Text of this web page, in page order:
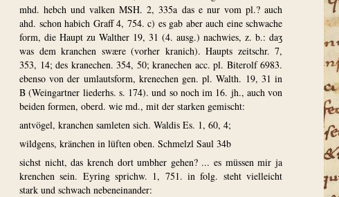
mhd. hebch und valken MSH. 2, 335a das e nur vom pl.? auch
ahd. schon habich Graff 4, 754. c) es gab aber auch eine schwache
form, die Haupt zu Walther 19, 31 (4. ausg.) nachwies, z. b.: daʒ
was dem kranchen swære (vorher kranich). Haupts zeitschr. 7,
353, 14; des kranechen. 354, 50; kranechen acc. pl. Biterolf 6983.
ebenso von der umlautsform, krenechen gen. pl. Walth. 19, 31 in
B (Weingartner liederhs. s. 174). und so noch im 16. jh., auch von
beiden formen, oberd. wie md., mit der starken gemischt:
antvögel, kranchen samleten sich. Waldis Es. 1, 60, 4;
wildgens, kränchen in lüften oben. Schmelzl Saul 34b
sichst nicht, das krench dort umbher gehen? ... es müssen mir ja
krenchen sein. Eyring sprichw. 1, 751. in folg. steht vielleicht
stark und schwach nebeneinander: